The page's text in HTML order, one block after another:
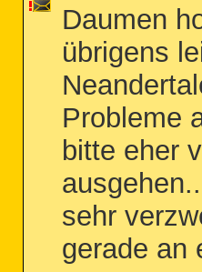
Daumen
übrigens
Probleme
bitte eher
sehr
gerade an